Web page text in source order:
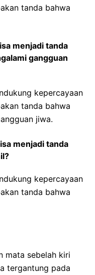
tanda bahwa
menjadi tanda
gangguan
kepercayaan
tanda bahwa
jiwa.
menjadi tanda
kepercayaan
tanda bahwa
mata sebelah kiri
tergantung pada